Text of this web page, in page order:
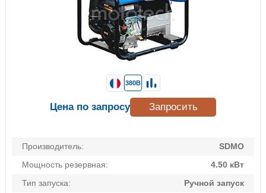
Производитель:
SDMO
Мощность резервная:
4.50 кВт
Тип запуска:
Ручной запуск
380В
Цена по запросу Запросить